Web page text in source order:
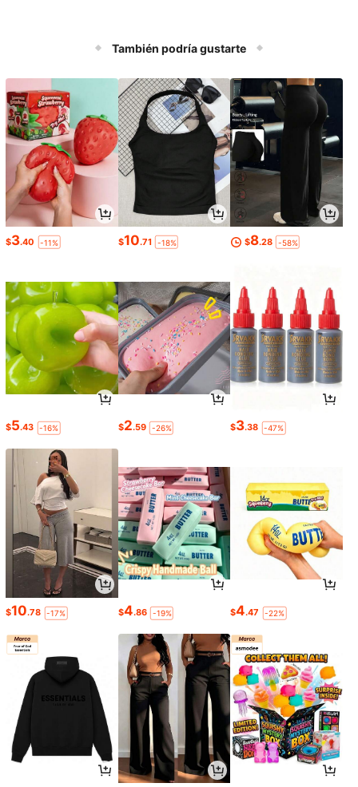
También podría gustarte
$3.40 -11% $10.71 -18% $8.28 -58%
$5.43 -16% $2.59 -26% $3.38 -47%
$10.78 -17% $4.86 -19% $4.47 -22%